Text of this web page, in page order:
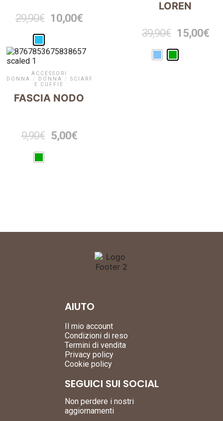
29,90€ 10,00€
LOREN
39,90€ 15,00€
ACCESSORI
DONNA
/ DONNA /
SCIARPE
E CUFFIE
FASCIA NODO
9,90€ 5,00€
SEGUICI SUI SOCIAL
Non perdere i nostri
aggiornamenti
AIUTO
Il mio account
Condizioni di reso
Termini di vendita
Privacy policy
Cookie policy